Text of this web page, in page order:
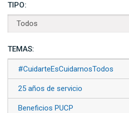
TIPO:
TEMAS:
#CuidarteEsCuidarnosTodos
25 años de servicio
Beneficios PUCP